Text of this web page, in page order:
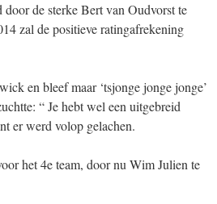
de sterke Bert van Oudvorst te
zal de positieve ratingafrekening
en bleef maar ‘tsjonge jonge jonge’
“ Je hebt wel een uitgebreid
er werd volop gelachen.
het 4e team, door nu Wim Julien te